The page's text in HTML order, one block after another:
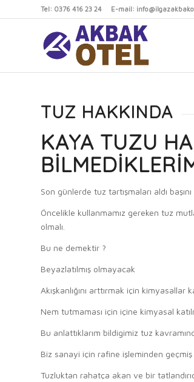
Tel: 0376 416 23 24 E-mail:
TUZ HAKKINDA
KAYA TUZU
Son günlerde tuz tartışmaları aldı
Öncelikle kullanmamız gereken tuz
olmalı.
Bu ne demektir ?
Beyazlatılmış olmayacak
Akışkanlığını arttırmak için kimyasallar
Nem tutmaması için içine kimyasal
Bu anlattıklarım bildigimiz tuz
Biz sanayi için rafine işleminden geçmiş
Tuzluktan rahatça akan ve bir